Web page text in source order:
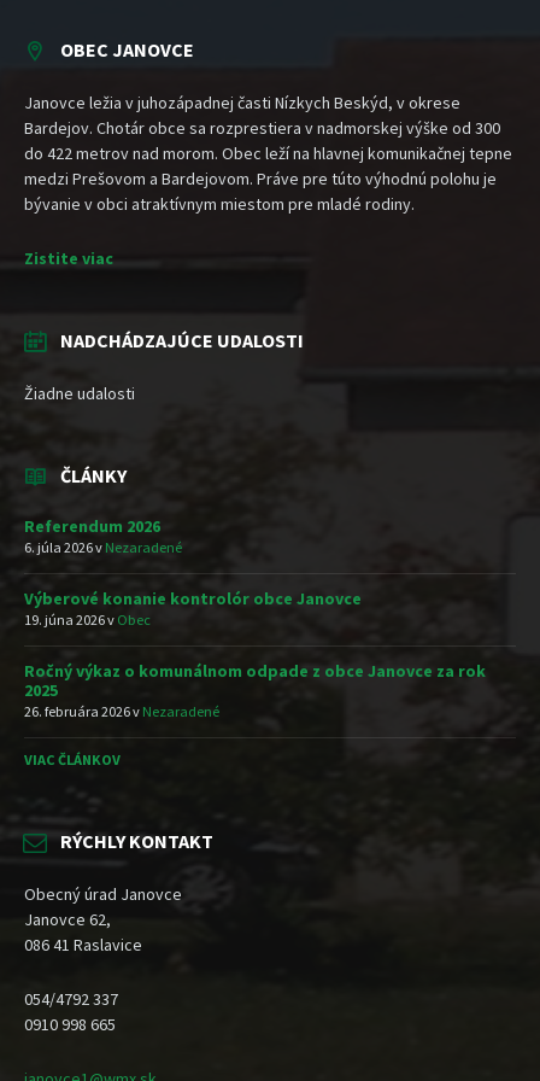
OBEC JANOVCE
Janovce ležia v juhozápadnej časti Nízkych Beskýd, v okrese
Bardejov. Chotár obce sa rozprestiera v nadmorskej výške od 300
do 422 metrov nad morom. Obec leží na hlavnej komunikačnej tepne
medzi Prešovom a Bardejovom. Práve pre túto výhodnú polohu je
bývanie v obci atraktívnym miestom pre mladé rodiny.
Zistite viac
NADCHÁDZAJÚCE UDALOSTI
Žiadne udalosti
ČLÁNKY
Referendum 2026
6. júla 2026v Nezaradené
Výberové konanie kontrolór obce Janovce
19. júna 2026v Obec
Ročný výkaz o komunálnom odpade z obce Janovce za rok
2025
26. februára 2026v Nezaradené
VIAC ČLÁNKOV
RÝCHLY KONTAKT
Obecný úrad Janovce
Janovce 62,
086 41 Raslavice
054/4792 337
0910 998 665